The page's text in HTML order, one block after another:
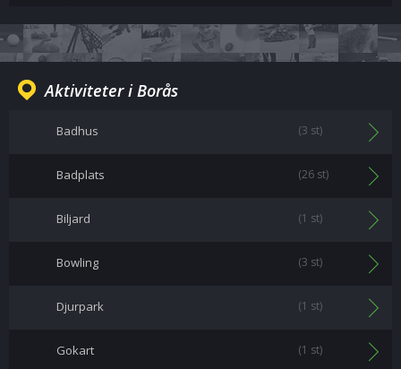
Aktiviteter i Borås
Badhus (3 st)
Badplats (26 st)
Biljard (1 st)
Bowling (3 st)
Djurpark (1 st)
Gokart (1 st)